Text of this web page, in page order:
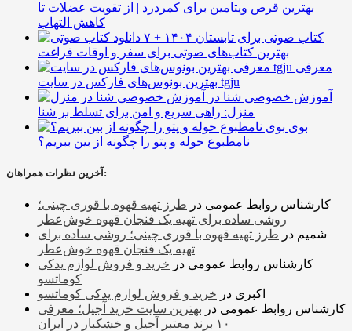
بهترین قرص ویتامین برای کمردرد | از تقویت عضلات تا
کاهش التهاب
۷ کتاب صوتی برای تابستان ۱۴۰۴ +
بهترین کتاب‌های صوتی برای سفر و اوقات فراغت
معرفی
بهترین بونوس‌های فارکس در سایت tgju
آموزش خصوصی شنا در
منزل: راهی سریع و امن برای تسلط بر شنا
بوی
نامطبوع حوله و پتو را چگونه از بین ببریم؟
آخرین نظرات همراهان:
کارشناس روابط عمومی در طرز تهیه قهوه با قوری چینی؛
روشی ساده برای تهیه یک فنجان قهوه خوش‌عطر
شمیم در طرز تهیه قهوه با قوری چینی؛ روشی ساده برای
تهیه یک فنجان قهوه خوش‌عطر
کارشناس روابط عمومی در خرید و فروش لوازم یدکی
کوماتسو
اکبری در خرید و فروش لوازم یدکی کوماتسو
کارشناس روابط عمومی در بهترین سایت خرید آجیل؛ معرفی
۱۰ برند معتبر آجیل و خشکبار در ایران